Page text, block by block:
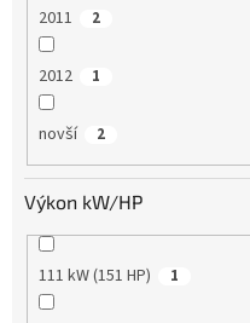
2011 2
2012 1
novší 2
Výkon kW/HP
111 kW (151 HP) 1